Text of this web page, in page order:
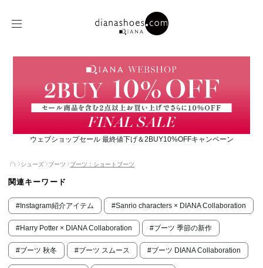
ウェブショップセール 最終値下げ＆2BUY10%OFFキャンペーン
シューズ ブーツ ブーツ：ショートブーツ
関連キーワード
#Instagram紹介アイテム #Sanrio characters × DIANA Collaboration
#Harry Potter × DIANA Collaboration #ブーツ 季節の新作
#ブーツ 秋冬 #ブーツ スムース #ブーツ DIANA Collaboration